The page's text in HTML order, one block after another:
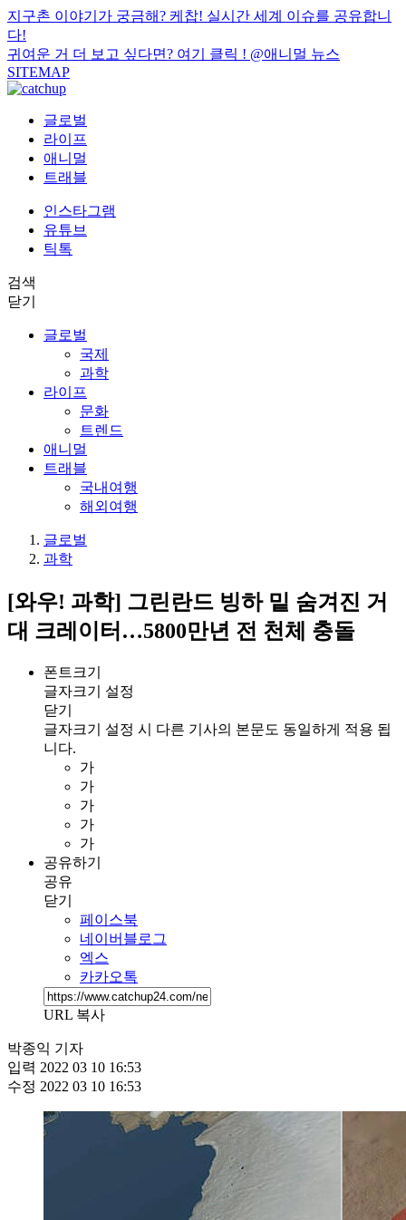
지구촌 이야기가 궁금해? 케찹! 실시간 세계 이슈를 공유합니
다!
귀여운 거 더 보고 싶다면? 여기 클릭 ! @애니멀 뉴스
SITEMAP
글로벌
라이프
애니멀
트래블
인스타그램
유튜브
틱톡
검색
닫기
글로벌
국제
과학
라이프
문화
트렌드
애니멀
트래블
국내여행
해외여행
글로벌
과학
[와우! 과학] 그린란드 빙하 밑 숨겨진 거
대 크레이터…5800만년 전 천체 충돌
폰트크기
글자크기 설정
닫기
글자크기 설정 시 다른 기사의 본문도 동일하게 적용 됩
니다.
가
가
가
가
가
공유하기
공유
닫기
페이스북
네이버블로그
엑스
카카오톡
URL 복사
박종익 기자
입력 2022 03 10 16:53
수정 2022 03 10 16:53